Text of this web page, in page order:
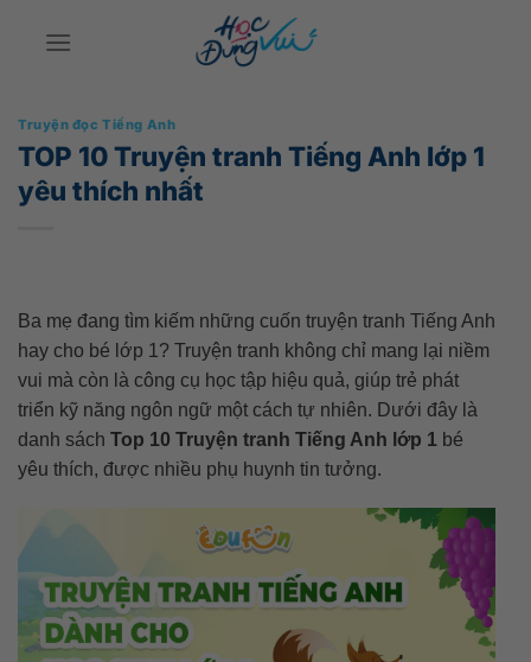
Truyện đọc Tiếng Anh
TOP 10 Truyện tranh Tiếng Anh lớp 1
yêu thích nhất
Ba mẹ đang tìm kiếm những cuốn truyện tranh Tiếng Anh
hay cho bé lớp 1? Truyện tranh không chỉ mang lại niềm
vui mà còn là công cụ học tập hiệu quả, giúp trẻ phát
triển kỹ năng ngôn ngữ một cách tự nhiên. Dưới đây là
danh sách Top 10 Truyện tranh Tiếng Anh lớp 1 bé
yêu thích, được nhiều phụ huynh tin tưởng.